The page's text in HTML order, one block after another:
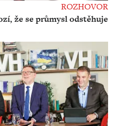
ROZHOVOR
že se průmysl odstěhuje